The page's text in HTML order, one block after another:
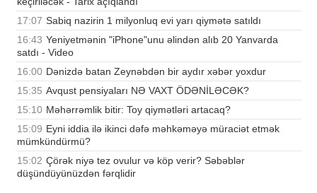
17:07 Sabiq nazirin 1 milyonluq evi yarı qiymətə satıldı
16:43 Yeniyetmənin "iPhone"unu əlindən alıb 20 Yanvarda
satdı - Video
16:00 Dənizdə batan Zeynəbdən bir aydır xəbər yoxdur
15:35 Avqust pensiyaları NƏ VAXT ÖDƏNİLƏCƏK?
15:10 Məhərrəmlik bitir: Toy qiymətləri artacaq?
15:09 Eyni iddia ilə ikinci dəfə məhkəməyə müraciət etmək
mümkündürmü?
15:02 Çörək niyə tez ovulur və köp verir? Səbəblər
düşündüyünüzdən fərqlidir